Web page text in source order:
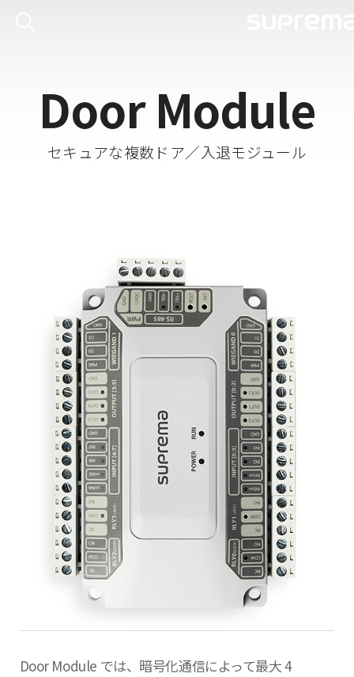
Door Module
セキュアな複数ドア／入退モジュール
Door Module では、暗号化通信によって最大 4